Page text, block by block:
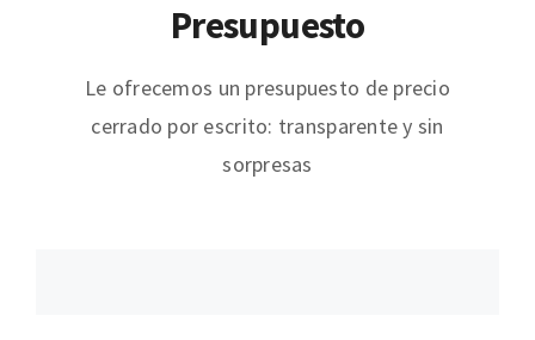
Presupuesto
Le ofrecemos un presupuesto de precio
cerrado por escrito: transparente y sin
sorpresas